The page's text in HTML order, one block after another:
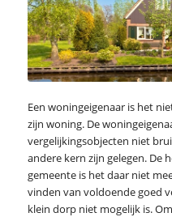
Een woningeigenaar is het
zijn woning. De
vergelijkingsobjecten niet
andere kern zijn gelegen. De
gemeente is het daar niet
vinden van voldoende goed
klein dorp niet mogelijk is.